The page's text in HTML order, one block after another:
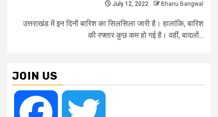
July 12, 2022 Bhanu Bangwal
उत्तराखंड में इन दिनों बारिश का सिलसिला जारी है। हालांकि, बारिश
की रफ्तार कुछ कम हो गई है। वहीं, बादलों...
JOIN US
Facebook